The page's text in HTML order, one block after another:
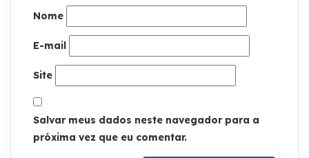
Nome
E-mail
Site
Salvar meus dados neste navegador para a
próxima vez que eu comentar.